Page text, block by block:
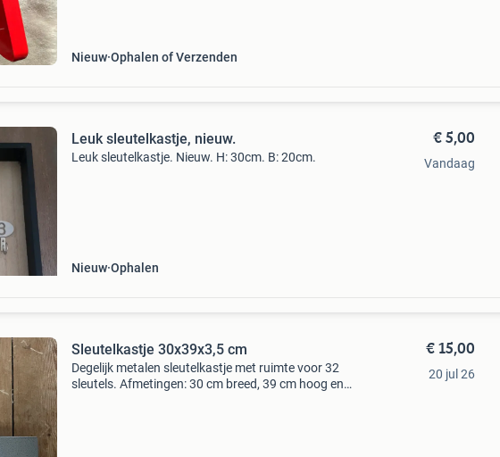
Nieuw Ophalen of Verzenden
Leuk sleutelkastje, nieuw.
Leuk sleutelkastje. Nieuw. H: 30cm. B: 20cm.
Nieuw Ophalen
€ 5,00
Vandaag
Sleutelkastje 30x39x3,5 cm
Degelijk metalen sleutelkastje met ruimte voor 32
sleutels. Afmetingen: 30 cm breed, 39 cm hoog en
€ 15,00
20 jul 26